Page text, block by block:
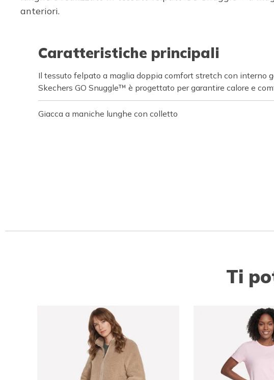
anteriori.
Caratteristiche principali
Il tessuto felpato a maglia doppia comfort stretch con interno
Skechers GO Snuggle™ è progettato per garantire calore e
Giacca a maniche lunghe con colletto
Ti